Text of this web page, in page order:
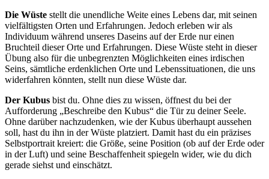
Die Wüste stellt die unendliche Weite eines Lebens dar, mit seinen
vielfältigsten Orten und Erfahrungen. Jedoch erleben wir als
Individuum während unseres Daseins auf der Erde nur einen
Bruchteil dieser Orte und Erfahrungen. Diese Wüste steht in dieser
Übung also für die unbegrenzten Möglichkeiten eines irdischen
Seins, sämtliche erdenklichen Orte und Lebenssituationen, die uns
widerfahren könnten, stellt nun diese Wüste dar.
Der Kubus bist du. Ohne dies zu wissen, öffnest du bei der
Aufforderung „Beschreibe den Kubus“ die Tür zu deiner Seele.
Ohne darüber nachzudenken, wie der Kubus überhaupt aussehen
soll, hast du ihn in der Wüste platziert. Damit hast du ein präzises
Selbstportrait kreiert: die Größe, seine Position (ob auf der Erde oder
in der Luft) und seine Beschaffenheit spiegeln wider, wie du dich
gerade siehst und einschätzt.